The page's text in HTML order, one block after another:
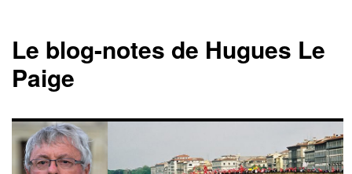
Le blog-notes de Hugues Le
Paige